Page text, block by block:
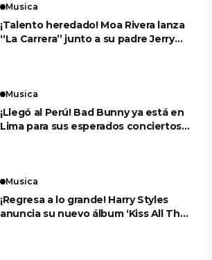
Musica
¡Talento heredado! Moa Rivera lanza
“La Carrera” junto a su padre Jerry
Musica
¡Llegó al Perú! Bad Bunny ya está en
Lima para sus esperados conciertos
Musica
¡Regresa a lo grande! Harry Styles
anuncia su nuevo álbum ‘Kiss All The